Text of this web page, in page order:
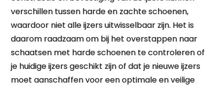
verschillen tussen harde en zachte schoenen,
waardoor niet alle ijzers uitwisselbaar zijn. Het is
daarom raadzaam om bij het overstappen naar
schaatsen met harde schoenen te controleren of
je huidige ijzers geschikt zijn of dat je nieuwe ijzers
moet aanschaffen voor een optimale en veilige